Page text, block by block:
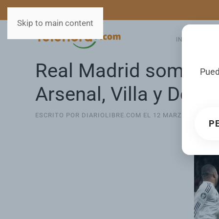
Skip to main content
INICIO
Real Madrid somete
Arsenal, Villa y
ESCRITO POR DIARIOLIBRE.COM EL 12 MARZO 2025